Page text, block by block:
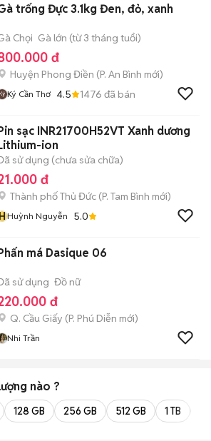
trống Đực 3.1kg Đen, đỏ, xanh
Chọi Gà lớn (từ 3 tháng tuổi)
đ
Huyện Phong Điền (P. An Bình mới)
Ký Cần Thơ 4.5 1476 đã bán
sạc INR21700H52VT Xanh dương
ion
sử dụng (chưa sửa chữa)
đ
Thành phố Thủ Đức (P. Tam Bình mới)
Huỳnh Nguyễn 5.0
má Dasique 06
sử dụng Đồ nữ
đ
Q. Cầu Giấy (P. Phú Diễn mới)
Nhi Trần
nào ?
128 GB 256 GB 512 GB 1 TB